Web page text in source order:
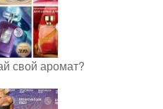
свой аромат?